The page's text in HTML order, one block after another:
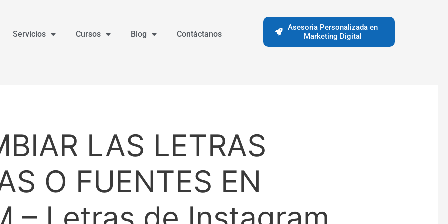
Servicios Cursos Blog Contáctanos
Asesoria Personalizada en
Marketing Digital
LAS LETRAS
O FUENTES EN